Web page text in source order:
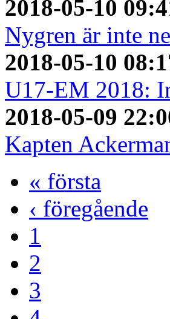
2018-05-10
Nygren är inte
2018-05-10
U17-EM 2018:
2018-05-09
Kapten
« första
‹ föregående
1
2
3